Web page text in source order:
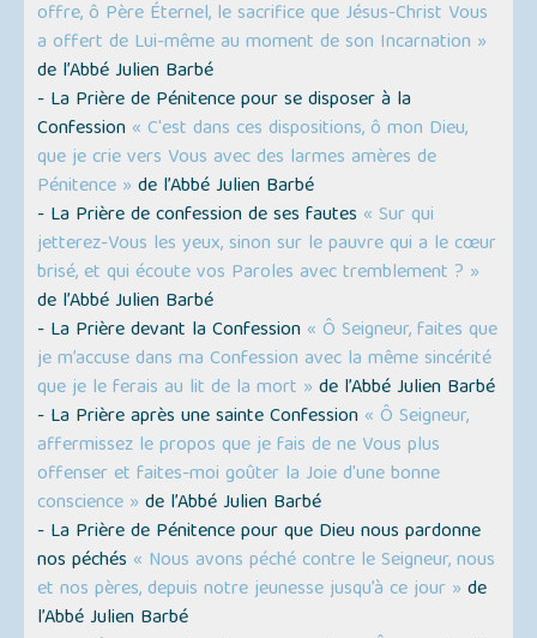
offre, ô Père Éternel, le sacrifice que Jésus-Christ Vous
a offert de Lui-même au moment de son Incarnation »
de l’Abbé Julien Barbé
- La Prière de Pénitence pour se disposer à la
Confession « C'est dans ces dispositions, ô mon Dieu,
que je crie vers Vous avec des larmes amères de
Pénitence » de l’Abbé Julien Barbé
- La Prière de confession de ses fautes « Sur qui
jetterez-Vous les yeux, sinon sur le pauvre qui a le cœur
brisé, et qui écoute vos Paroles avec tremblement ? »
de l’Abbé Julien Barbé
- La Prière devant la Confession « Ô Seigneur, faites que
je m’accuse dans ma Confession avec la même sincérité
que je le ferais au lit de la mort » de l’Abbé Julien Barbé
- La Prière après une sainte Confession « Ô Seigneur,
affermissez le propos que je fais de ne Vous plus
offenser et faites-moi goûter la Joie d'une bonne
conscience » de l’Abbé Julien Barbé
- La Prière de Pénitence pour que Dieu nous pardonne
nos péchés « Nous avons péché contre le Seigneur, nous
et nos pères, depuis notre jeunesse jusqu’à ce jour » de
l’Abbé Julien Barbé